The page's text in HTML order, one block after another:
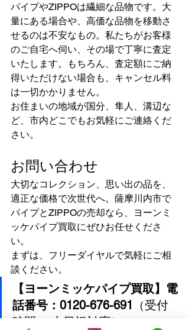
パイプやZIPPOは繊細な品物です。大
量にある場合や、高価な品物を移動さ
せるのは不安なもの。私たちがお客様
のご自宅へ伺い、その場で丁寧に査定
いたします。もちろん、査定額にご納
得いただけない場合も、キャンセル料
は一切かかりません。
お住まいの地域が国分、隼人、溝辺な
ど、市内どこでもお気軽にご連絡くだ
さい。
お問い合わせ
大切なコレクション、思い出の品を、
適正な価格で次世代へ。薩摩川内市で
パイプとZIPPOの売却なら、ヨーンミ
ッケパイプ買取にぜひお任せくださ
い。
まずは、フリーダイヤルで気軽にご相
談ください。
【ヨーンミッケパイプ買取】電
話番号：0120-676-691
（受付
時間： 土日祝対応）